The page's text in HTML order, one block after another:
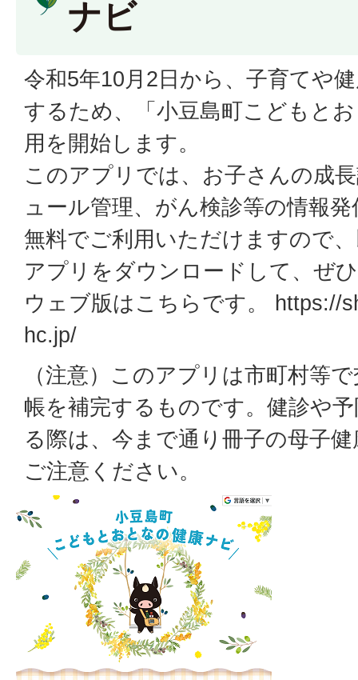
ナビ
令和5年10月2日から、子育てや
するため、「小豆島町こどもと
用を開始します。
このアプリでは、お子さんの成
ュール管理、がん検診等の情報
無料でご利用いただけますので
アプリをダウンロードして、ぜ
ウェブ版はこちらです。 https://
hc.jp/
（注意）このアプリは市町村等
帳を補完するものです。健診や
る際は、今まで通り冊子の母子
ご注意ください。